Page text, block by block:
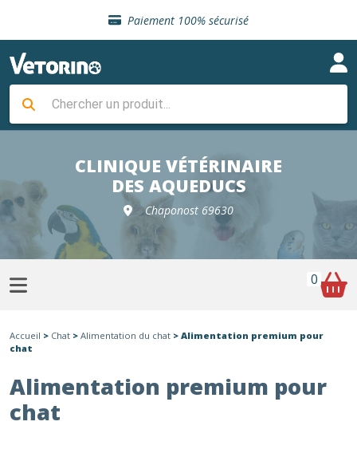
Paiement 100% sécurisé
Livraison gratuite en clinique vétérinaire
Sélection de croquettes vétérinaire
Livraison gratuite en clinique vétérinaire
Retour gratuit en clinique
CLINIQUE VÉTÉRINAIRE
DES AQUEDUCS
Chaponost 69630
0
Accueil > Chat > Alimentation du chat > Alimentation premium pour
chat
Alimentation premium pour
chat